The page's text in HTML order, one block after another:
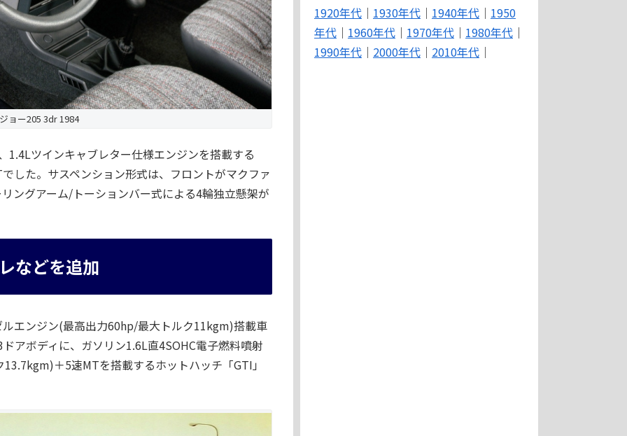
ョー205 3dr 1984
1.4Lツインキャブレター仕様エンジンを搭載する
した。サスペンション形式は、フロントがマクファ
ングアーム/トーションバー式による4輪独立懸架が
などを追加
エンジン(最高出力60hp/最大トルク11kgm)搭載車
アボディに、ガソリン1.6L直4SOHC電子燃料噴射
＋5速MTを搭載するホットハッチ「GTI」
1920年代 ｜ 1930年代 ｜ 1940年代 ｜ 1950
年代 ｜ 1960年代 ｜ 1970年代 ｜ 1980年代 ｜
1990年代 ｜ 2000年代 ｜ 2010年代 ｜